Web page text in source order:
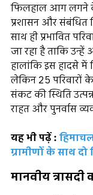
फिलहाल आग लगने के
प्रशासन और संबंधित
साथ ही प्रभावित
जा रहा है ताकि
हालांकि इस हादसे में
लेकिन 25 परिवारों
संकट की स्थिति
राहत और पुनर्वास
यह भी पढ़ें :
ग्रामीणों के साथ
मानवीय त्रासदी